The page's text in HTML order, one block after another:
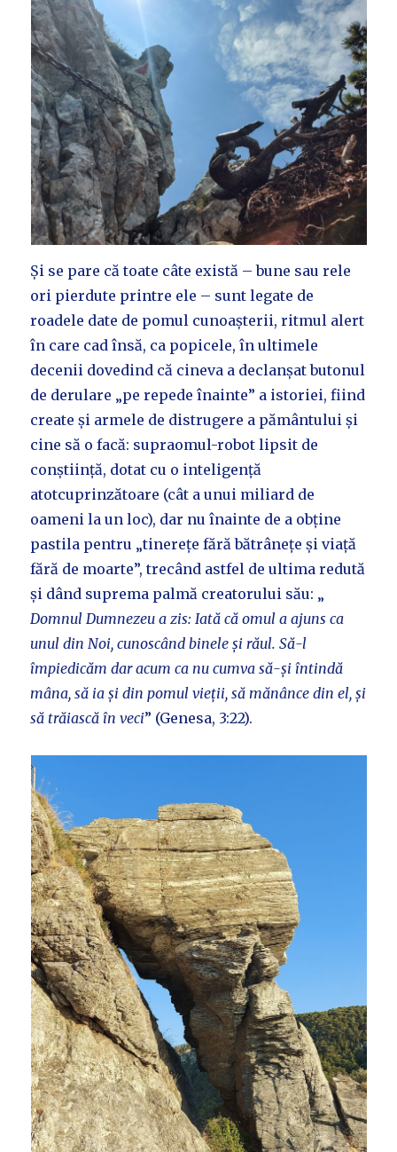
Și se pare că toate câte există – bune sau rele
ori pierdute printre ele – sunt legate de
roadele date de pomul cunoașterii, ritmul alert
în care cad însă, ca popicele, în ultimele
decenii dovedind că cineva a declanșat butonul
de derulare „pe repede înainte” a istoriei, fiind
create și armele de distrugere a pământului și
cine să o facă: supraomul-robot lipsit de
conștiință, dotat cu o inteligență
atotcuprinzătoare (cât a unui miliard de
oameni la un loc), dar nu înainte de a obține
pastila pentru „tinerețe fără bătrânețe și viață
fără de moarte”, trecând astfel de ultima redută
și dând suprema palmă creatorului său: „
Domnul Dumnezeu a zis: Iată că omul a ajuns ca
unul din Noi, cunoscând binele și răul. Să-l
împiedicăm dar acum ca nu cumva să-și întindă
mâna, să ia și din pomul vieții, să mănânce din el, și
să trăiască în veci” (Genesa, 3:22).